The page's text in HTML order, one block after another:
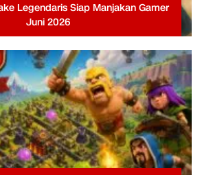
Legendaris Siap Manjakan Gamer
Juni 2026